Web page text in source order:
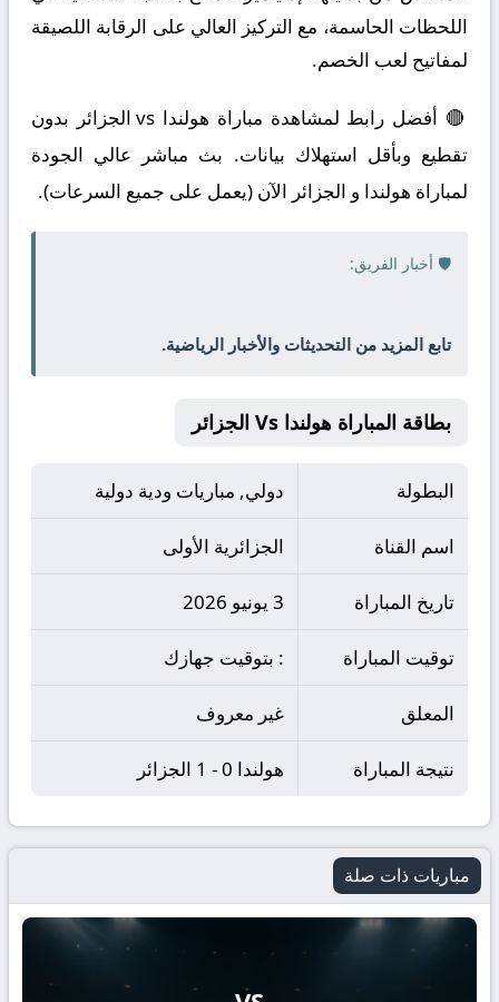
اللحظات الحاسمة، مع التركيز العالي على الرقابة اللصيقة
لمفاتيح لعب الخصم.
🔴 أفضل رابط لمشاهدة مباراة هولندا vs الجزائر بدون
تقطيع وبأقل استهلاك بيانات. بث مباشر عالي الجودة
لمباراة هولندا و الجزائر الآن (يعمل على جميع السرعات).
🛡️ أخبار الفريق:
تابع المزيد من التحديثات والأخبار الرياضية.
بطاقة المباراة هولندا Vs الجزائر
البطولة دولي, مباريات ودية دولية
اسم القناة الجزائرية الأولى
تاريخ المباراة 3 يونيو 2026
توقيت المباراة : بتوقيت جهازك
المعلق غير معروف
نتيجة المباراة هولندا 0 - 1 الجزائر
مباريات ذات صلة